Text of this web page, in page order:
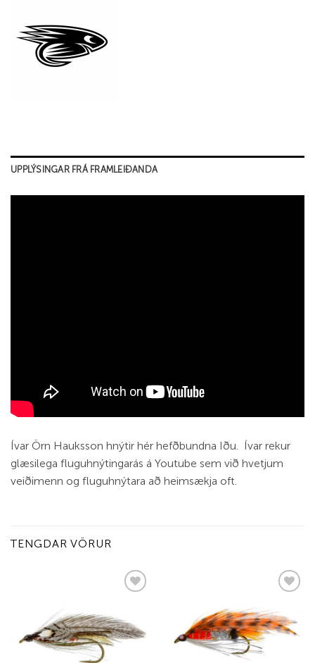
UPPLÝSINGAR FRÁ FRAMLEIÐANDA
Ívar Örn Hauksson hnýtir hér hefðbundna Iðu. Ívar rekur
glæsilega fluguhnýtingarás á Youtube sem við hvetjum
veiðimenn og fluguhnýtara að heimsækja oft.
TENGDAR VÖRUR
wishlist